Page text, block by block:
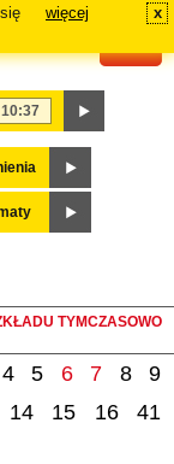
więcej x
TYMCZASOWO
4 5 6 7 8
9
14 15 16
41